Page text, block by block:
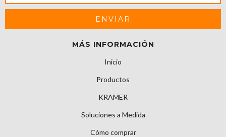
MÁS INFORMACIÓN
Inicio
Productos
KRAMER
Soluciones a Medida
Cómo comprar